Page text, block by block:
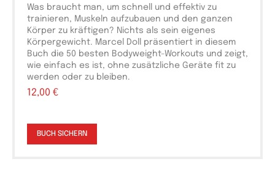
Was braucht man, um schnell und effektiv zu
trainieren, Muskeln aufzubauen und den ganzen
Körper zu kräftigen? Nichts als sein eigenes
Körpergewicht. Marcel Doll präsentiert in diesem
Buch die 50 besten Bodyweight-Workouts und zeigt,
wie einfach es ist, ohne zusätzliche Geräte fit zu
werden oder zu bleiben.
12,00 €
BUCH SICHERN